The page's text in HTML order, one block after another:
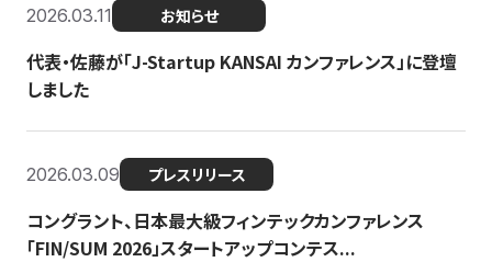
2026.03.11 お知らせ
代表・佐藤が「J-Startup KANSAI カンファレンス」に登壇
しました
2026.03.09 プレスリリース
コングラント、日本最大級フィンテックカンファレンス
「FIN/SUM 2026」スタートアップコンテス...